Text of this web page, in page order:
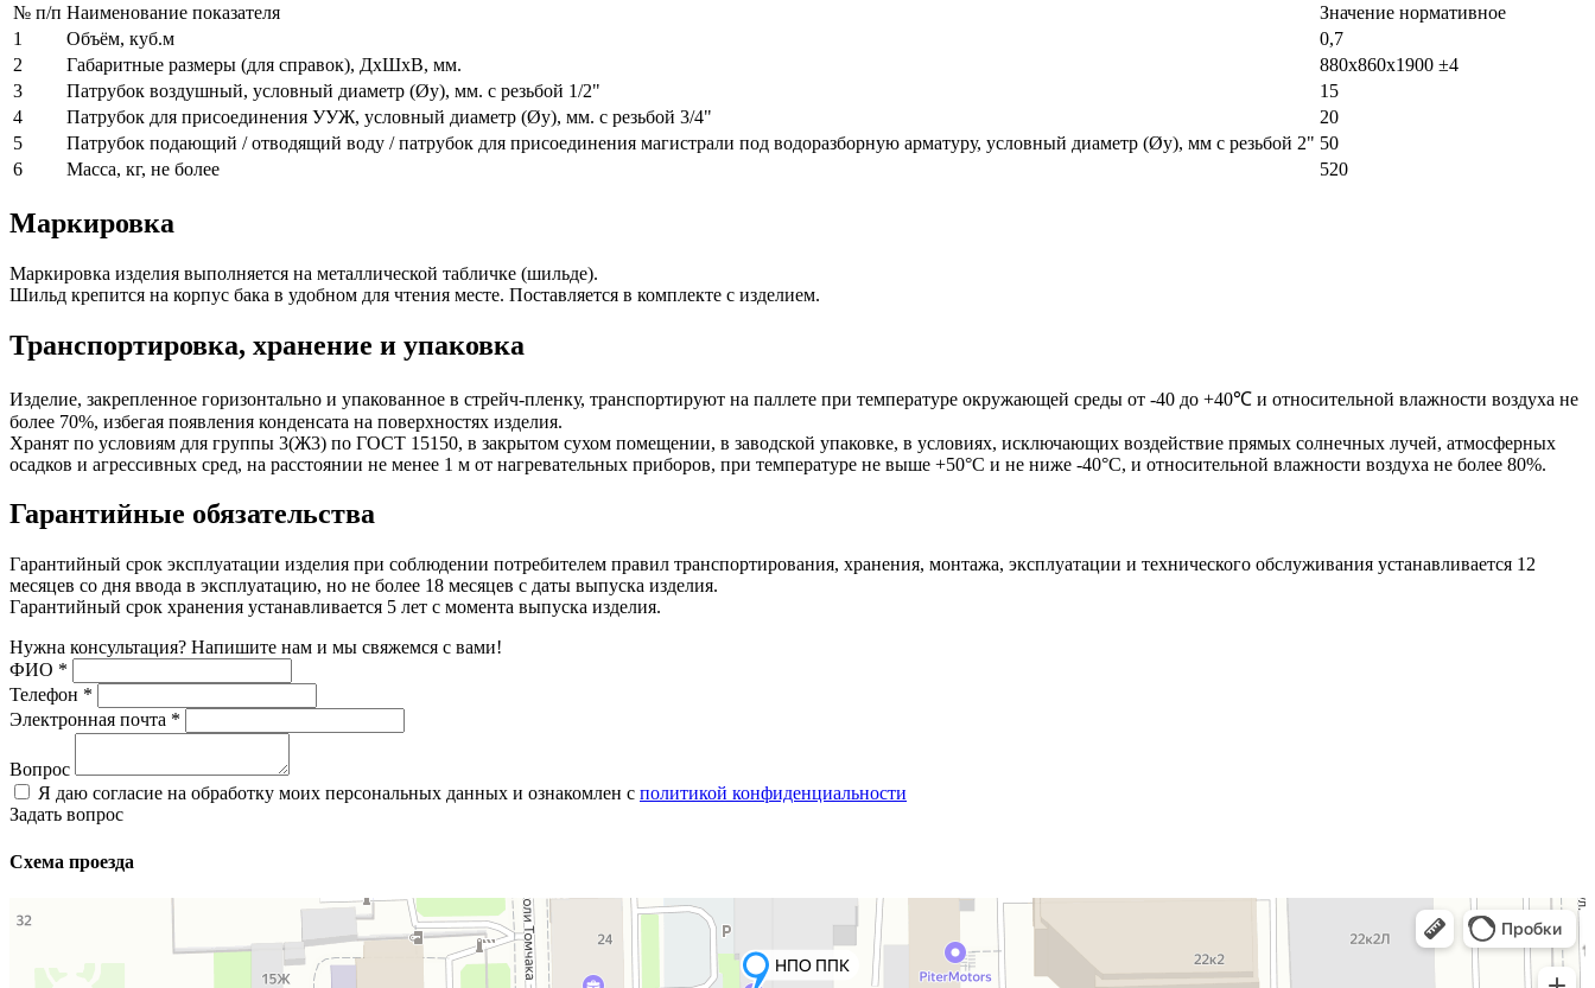
№ п/п Наименование показателя
Значение нормативное
1
Объём, куб.м
0,7
2
Габаритные размеры (для справок), ДхШхВ, мм.
880х860х1900 ±4
3
Патрубок воздушный, условный диаметр (Øу), мм. с резьбой 1/2"
15
4
Патрубок для присоединения УУЖ, условный диаметр (Øу), мм. с резьбой 3/4"
20
5
Патрубок подающий / отводящий воду / патрубок для присоединения магистрали под водоразборную арматуру, условный диаметр (Øу), мм с резьбой 2" 50
6
Масса, кг, не более 520
Маркировка
Маркировка изделия выполняется на металлической табличке (шильде).
Шильд крепится на корпус бака в удобном для чтения месте. Поставляется в комплекте с изделием.
Транспортировка, хранение и упаковка
Изделие, закрепленное горизонтально и упакованное в стрейч-пленку, транспортируют на паллете при температуре окружающей среды от -40 до +40℃ и относительной влажности воздуха не
более 70%, избегая появления конденсата на поверхностях изделия.
Хранят по условиям для группы 3(Ж3) по ГОСТ 15150, в закрытом сухом помещении, в заводской упаковке, в условиях, исключающих воздействие прямых солнечных лучей, атмосферных
осадков и агрессивных сред, на расстоянии не менее 1 м от нагревательных приборов, при температуре не выше +50°С и не ниже -40°С, и относительной влажности воздуха не более 80%.
Гарантийные обязательства
Гарантийный срок эксплуатации изделия при соблюдении потребителем правил транспортирования, хранения, монтажа, эксплуатации и технического обслуживания устанавливается 12
месяцев со дня ввода в эксплуатацию, но не более 18 месяцев с даты выпуска изделия.
Гарантийный срок хранения устанавливается 5 лет с момента выпуска изделия.
Нужна консультация? Напишите нам и мы свяжемся с вами!
ФИО *
Телефон *
Электронная почта *
Вопрос
Я даю согласие на обработку моих персональных данных и ознакомлен с политикой конфиденциальности
Задать вопрос
Схема проезда